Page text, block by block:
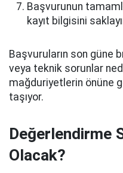
Başvurunun
kayıt bilgisini
Başvuruların son güne
veya teknik sorunlar
mağduriyetlerin önüne
taşıyor.
Değerlendirme
Olacak?